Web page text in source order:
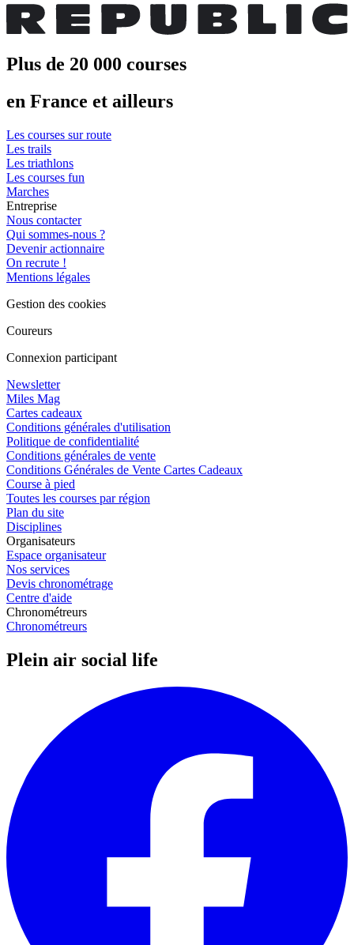
Plus de 20 000 courses
en France et ailleurs
Les courses sur route
Les trails
Les triathlons
Les courses fun
Marches
Entreprise
Nous contacter
Qui sommes-nous ?
Devenir actionnaire
On recrute !
Mentions légales
Gestion des cookies
Coureurs
Connexion participant
Newsletter
Miles Mag
Cartes cadeaux
Conditions générales d'utilisation
Politique de confidentialité
Conditions générales de vente
Conditions Générales de Vente Cartes Cadeaux
Course à pied
Toutes les courses par région
Plan du site
Disciplines
Organisateurs
Espace organisateur
Nos services
Devis chronométrage
Centre d'aide
Chronométreurs
Chronométreurs
Plein air social life